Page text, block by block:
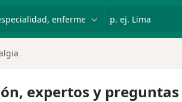
expertos y